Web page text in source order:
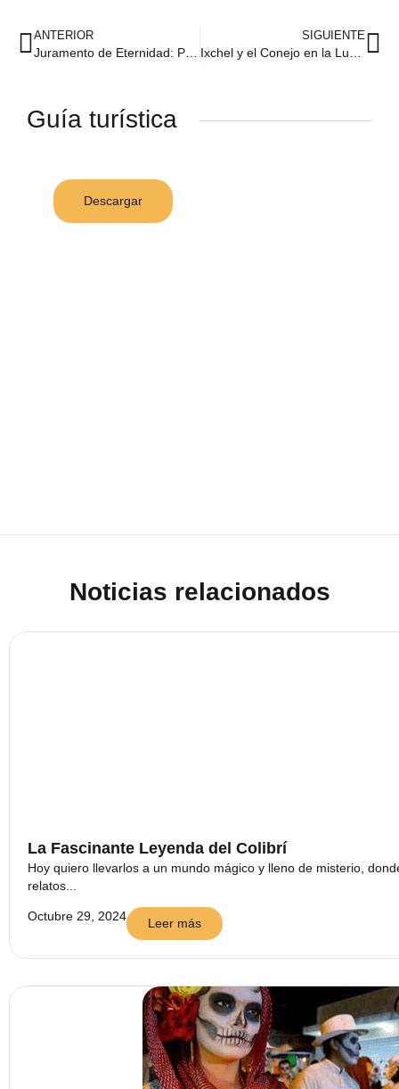
ANTERIOR SIGUIENTE
Guía turística
Descargar
Noticias relacionados
La Fascinante Leyenda del Colibrí
Hoy quiero llevarlos a un mundo mágico y lleno de misterio,
relatos...
Octubre 29, 2024 Leer más